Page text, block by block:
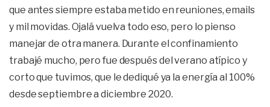
que antes siempre estaba metido en reuniones, emails
y mil movidas. Ojalá vuelva todo eso, pero lo pienso
manejar de otra manera. Durante el confinamiento
trabajé mucho, pero fue después del verano atípico y
corto que tuvimos, que le dediqué ya la energía al 100%
desde septiembre a diciembre 2020.